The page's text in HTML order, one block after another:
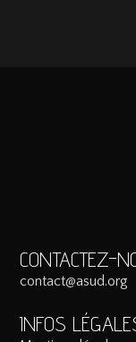
CONTACTEZ-
contact@asud.org
INFOS